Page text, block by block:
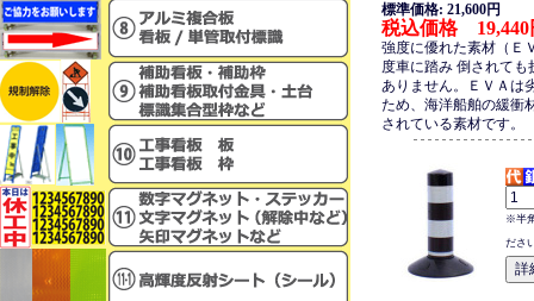
標準価格: 21,600円
税込価格 19,440
強度に優れた素材（Ｅ
度車に踏み 倒されても
ありません。ＥＶＡは
ため、海洋船舶の緩衝
されている素材です。
※半
ださ